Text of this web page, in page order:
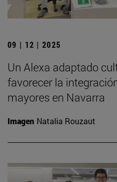
09 | 12 | 2025
Un Alexa adaptado
favorecer la
mayores en Navarra
Imagen Natalia Rouzaut